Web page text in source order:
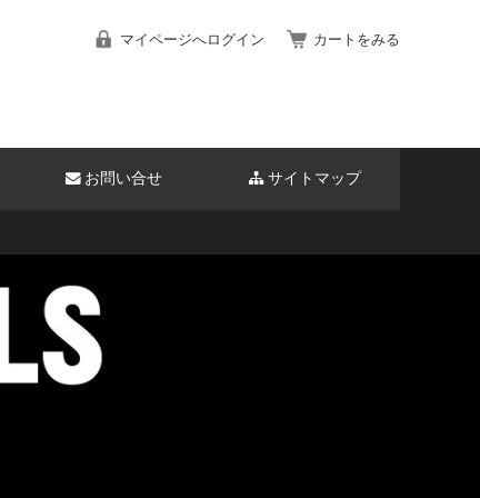
マイページへログイン カートをみる
お問い合せ サイトマップ